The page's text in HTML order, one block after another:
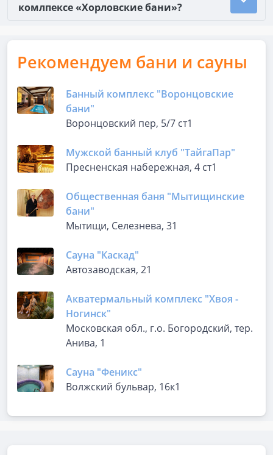
комлпексе «Хорловские бани»?
Рекомендуем бани и сауны
Банный комплекс "Воронцовские
бани"
Воронцовский пер, 5/7 ст1
Мужской банный клуб "ТайгаПар"
Пресненская набережная, 4 ст1
Общественная баня "Мытищинские
бани"
Мытищи, Селезнева, 31
Сауна "Каскад"
Автозаводская, 21
Акватермальный комплекс "Хвоя -
Ногинск"
Московская обл., г.о. Богородский, тер.
Анива, 1
Сауна "Феникс"
Волжский бульвар, 16к1